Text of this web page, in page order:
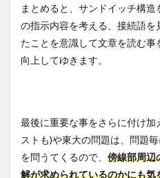
まとめると、サンドイッチ構
の指示内容を考える、接続語を
たことを意識して文章を読む
向上してゆきます。
最後に重要な事をさらに付け
ストも)や東大の問題は、問題
を問うてくるので、 傍線部周辺
解が求められているのかにも気